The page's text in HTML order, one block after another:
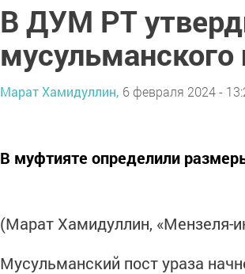
В ДУМ РТ
мусульманского
Марат Хамидуллин, 6 февраля 2024 -
В муфтияте определили
(Марат Хамидуллин, «Мензеля-
Мусульманский пост ураза